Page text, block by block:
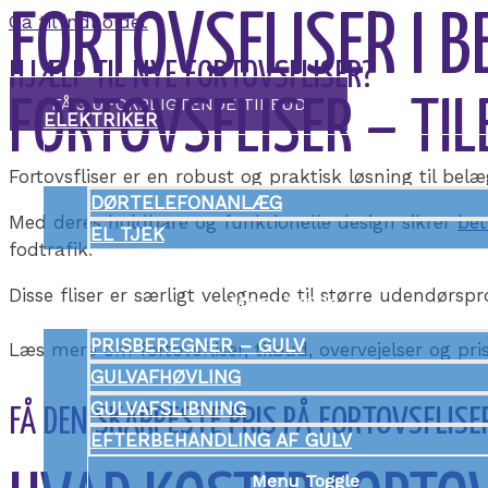
Gå til indholdet
ELEKTRIKER
Menu Toggle
DØRTELEFONANLÆG
EL TJEK
GULVLÆGGER
Menu Toggle
PRISBEREGNER – GULV
GULVAFHØVLING
GULVAFSLIBNING
EFTERBEHANDLING AF GULV
Menu Toggle
FORTOVSFLISER I
HJÆLP TIL NYE FORTOVSFLISER?
FÅ 3 UFORPLIGTENDE TILBUD
FORTOVSFLISER –
Fortovsfliser er en robust og praktisk løsning til
Med deres holdbare og funktionelle design sikrer
fodtrafik.
Disse fliser er særligt velegnede til større
Læs mere om fortovsfliser, tilbud, overvejelser og
FÅ DEN SKARPESTE PRIS PÅ